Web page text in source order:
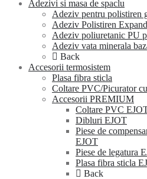
Adezivi si masa de spaclu
Adeziv pentru polistiren
Adeziv Polistiren
Adeziv poliuretanic PU
Adeziv vata minerala
Back
Accesorii termosistem
Plasa fibra sticla
Coltare PVC/Picurator
Accesorii PREMIUM
Coltare PVC
Dibluri EJOT
Piese de
EJOT
Piese de legatura
Plasa fibra sticla
Back